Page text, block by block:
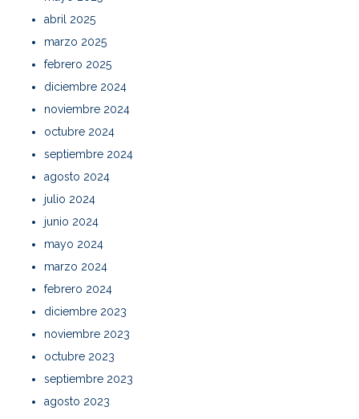
abril 2025
marzo 2025
febrero 2025
diciembre 2024
noviembre 2024
octubre 2024
septiembre 2024
agosto 2024
julio 2024
junio 2024
mayo 2024
marzo 2024
febrero 2024
diciembre 2023
noviembre 2023
octubre 2023
septiembre 2023
agosto 2023